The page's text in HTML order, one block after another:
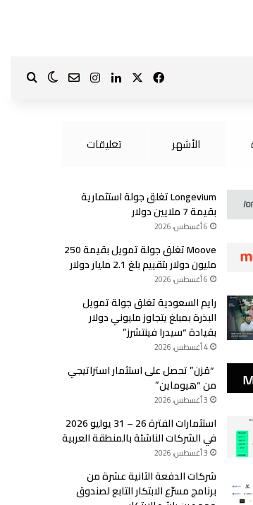
فيسبوك لينكدإنانستقرامالوضعبحث
الأشهر تعليقات
Longevium تغلق جولة استثمارية
بقيمة 7 ملايين دولار
6 أغسطس، 2026
Moove تغلق جولة تمويل بقيمة 250
مليون دولار بتقييم بلغ 2.1 مليار دولار
6 أغسطس، 2026
رايم السعودية تغلق جولة تمويل
البذرة بمبلغ يتجاوز مليوني دولار
بقيادة “سيدرا فينتشرز”
4 أغسطس، 2026
“مُزن” تحصل على استثمار استراتيجي
من “هيوماين”
3 أغسطس، 2026
استثمارات الفترة 26 – 31 يوليو 2026
في الشركات الناشئة بالمنطقة العربية
3 أغسطس، 2026
شركات الدفعة الثانية عشرة من
برنامج مسرّع الابتكار التابع لصندوق